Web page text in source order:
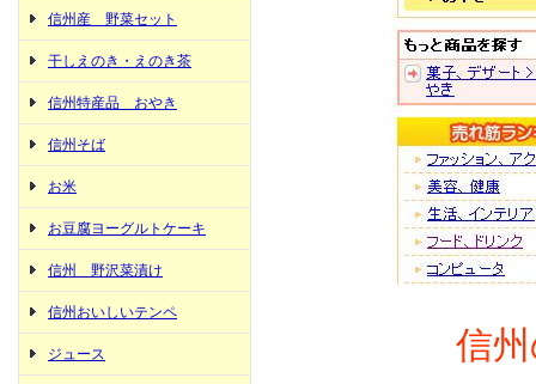
信州産 野菜セット
干しえのき・えのき茶
信州特産品 おやき
信州そば
お米
お豆腐ヨーグルトケーキ
信州 野沢菜漬け
信州おいしいテンペ
ジュース 信